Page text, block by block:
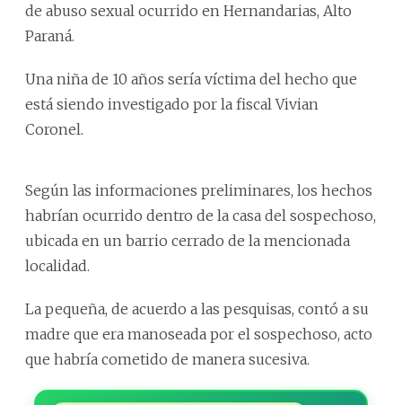
de abuso sexual ocurrido en Hernandarias, Alto
Paraná.
Una niña de 10 años sería víctima del hecho que
está siendo investigado por la fiscal Vivian
Coronel.
Según las informaciones preliminares, los hechos
habrían ocurrido dentro de la casa del sospechoso,
ubicada en un barrio cerrado de la mencionada
localidad.
La pequeña, de acuerdo a las pesquisas, contó a su
madre que era manoseada por el sospechoso, acto
que habría cometido de manera sucesiva.